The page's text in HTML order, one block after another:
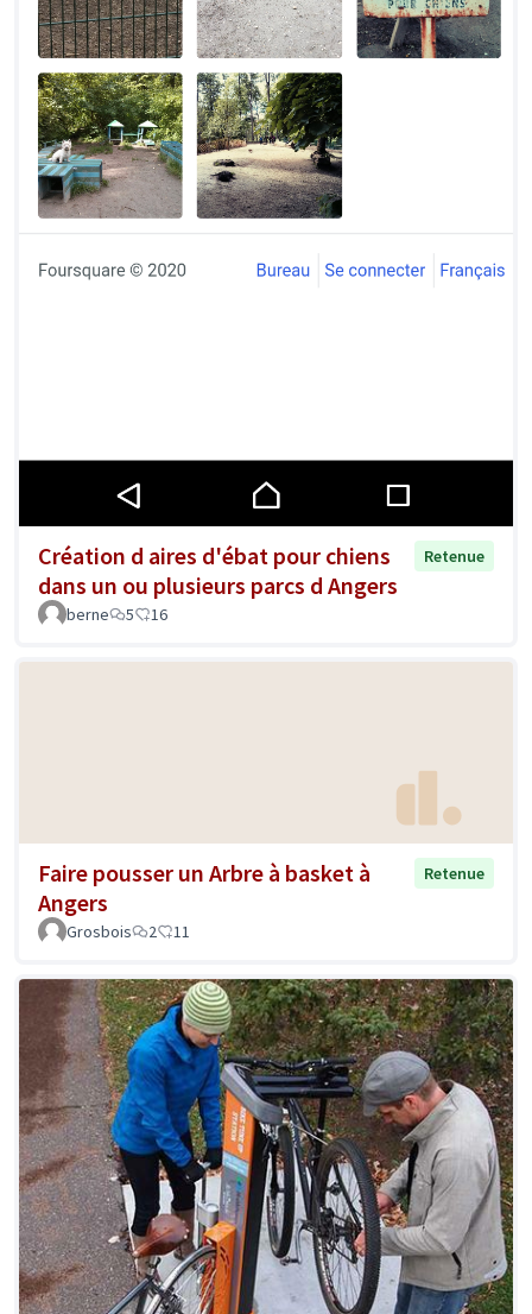
Création d aires d'ébat pour chiens
dans un ou plusieurs parcs d Angers
Retenue
berne 5 16
Faire pousser un Arbre à basket à
Angers
Retenue
Grosbois 2 11